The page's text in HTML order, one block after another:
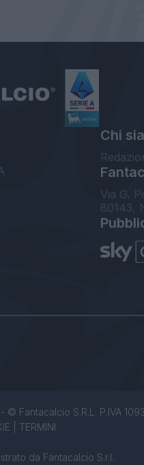
Chi
Via G.
80143,
Fantacalcio S.R.L. P.IVA
TERMINI
da Fantacalcio S.r.l.